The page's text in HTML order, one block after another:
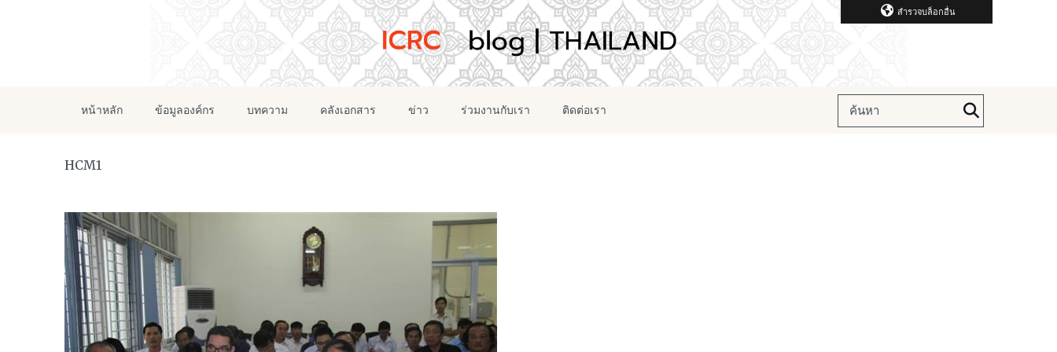
สำรวจบล็อกอื่น
หน้าหลัก ข้อมูลองค์กร บทความ คลังเอกสาร ข่าว ร่วมงานกับเรา ติดต่อเรา
HCM1